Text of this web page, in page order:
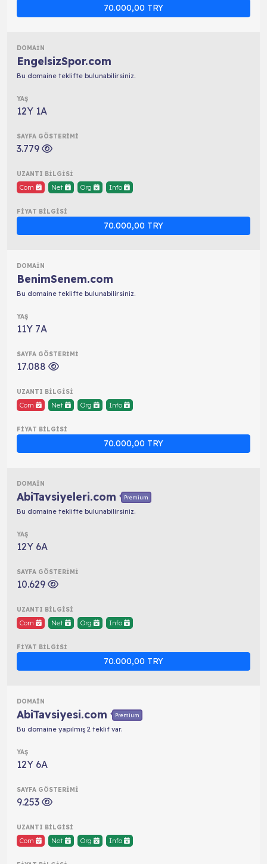
70.000,00 TRY
EngelsizSpor.com
Bu domaine teklifte bulunabilirsiniz.
12Y 1A
3.779
Com Net Org Info
70.000,00 TRY
BenimSenem.com
Bu domaine teklifte bulunabilirsiniz.
11Y 7A
17.088
Com Net Org Info
70.000,00 TRY
AbiTavsiyeleri.com Premium
Bu domaine teklifte bulunabilirsiniz.
12Y 6A
10.629
Com Net Org Info
70.000,00 TRY
AbiTavsiyesi.com Premium
Bu domaine yapılmış 2 teklif var.
12Y 6A
9.253
Com Net Org Info